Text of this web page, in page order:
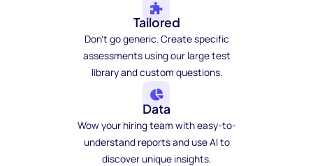
Tailored
Don't go generic. Create specific
assessments using our large test
library and custom questions.
Data
Wow your hiring team with easy-to-
understand reports and use AI to
discover unique insights.